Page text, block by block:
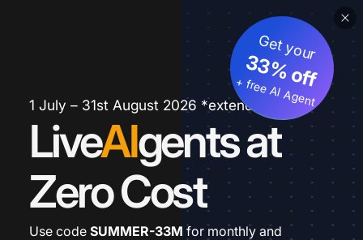
1 July – 31st August 2026 *extended
LiveAIgents at
Zero Cost
Get your
33% off
+ free AI Agent
Use code SUMMER-33M for monthly and